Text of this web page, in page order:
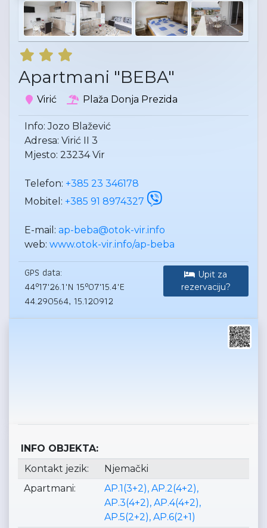
Apartmani "BEBA"
Virić Plaža Donja Prezida
Info: Jozo Blažević
Adresa: Virić II 3
Mjesto: 23234 Vir
Telefon: +385 23 346178
Mobitel: +385 91 8974327
E-mail: ap-beba@otok-vir.info
web: www.otok-vir.info/ap-beba
GPS data:
44°17'26.1"N 15°07'15.4"E
44.290564, 15.120912
Upit za
rezervaciju?
INFO OBJEKTA:
Kontakt jezik:
Njemački
Apartmani:
AP.1(3+2), AP.2(4+2),
AP.3(4+2), AP.4(4+2),
AP.5(2+2), AP.6(2+1)